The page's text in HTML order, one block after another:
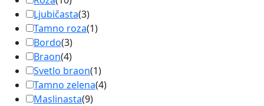
Ljubičasta(3)
Tamno roza(1)
Bordo(3)
Braon(4)
Svetlo braon(1)
Tamno zelena(4)
Maslinasta(9)